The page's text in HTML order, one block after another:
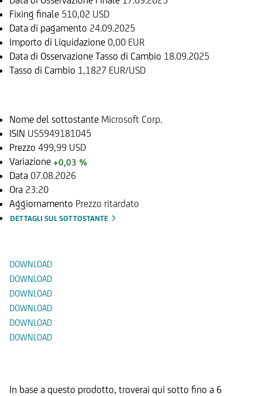
Fixing finale 510,02 USD
Data di pagamento 24.09.2025
Importo di Liquidazione 0,00 EUR
Data di Osservazione Tasso di Cambio 18.09.2025
Tasso di Cambio 1,1827 EUR/USD
Nome del sottostante Microsoft Corp.
ISIN US5949181045
Prezzo 499,99 USD
Variazione +0,03 %
Data 07.08.2026
Ora 23:20
Aggiornamento Prezzo ritardato
DETTAGLI SUL SOTTOSTANTE
DOWNLOAD
DOWNLOAD
DOWNLOAD
DOWNLOAD
DOWNLOAD
DOWNLOAD
In base a questo prodotto, troverai qui sotto fino a 6